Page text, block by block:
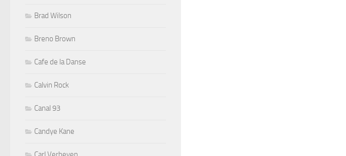
Brad Wilson
Breno Brown
Cafe de la Danse
Calvin Rock
Canal 93
Candye Kane